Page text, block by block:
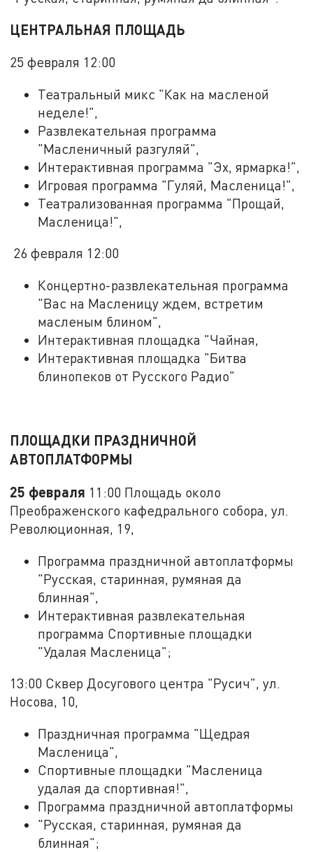
ЦЕНТРАЛЬНАЯ ПЛОЩАДЬ
25 февраля 12:00
Театральный микс "Как на масленой
неделе!",
Развлекательная программа
"Масленичный разгуляй",
Интерактивная программа "Эх, ярмарка!",
Игровая программа "Гуляй, Масленица!",
Театрализованная программа "Прощай,
Масленица!",
26 февраля 12:00
Концертно-развлекательная программа
"Вас на Масленицу ждем, встретим
масленым блином",
Интерактивная площадка "Чайная,
Интерактивная площадка "Битва
блинопеков от Русского Радио"
ПЛОЩАДКИ ПРАЗДНИЧНОЙ
АВТОПЛАТФОРМЫ
25 февраля 11:00 Площадь около
Преображенского кафедрального собора, ул.
Революционная, 19,
Программа праздничной автоплатформы
"Русская, старинная, румяная да
блинная",
Интерактивная развлекательная
программа Спортивные площадки
"Удалая Масленица";
13:00 Сквер Досугового центра "Русич", ул.
Носова, 10,
Праздничная программа "Щедрая
Масленица",
Спортивные площадки "Масленица
удалая да спортивная!",
Программа праздничной автоплатформы
"Русская, старинная, румяная да
блинная";